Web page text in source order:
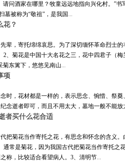
问酒家在哪里？牧童远远地指向兴化村。”
墓被称为“敬祖”，是我国 ...
花？
辈，寄托绵绵哀思。为了深切缅怀革命烈士
、菊花是中国十大名花之三，花中四君子（
菊东篱下，悠悠见南山...
项
时，花材都是一样的，表示思念、惋惜、祭
念逝者即可，而且不用太大，墓地一般不能
者买什么花合适
把菊花当作寄托之花，有思念和怀念的含义
常是菊花，因为我国古代把菊花当作寄托
称，比较适合看望病人。3、清明节...